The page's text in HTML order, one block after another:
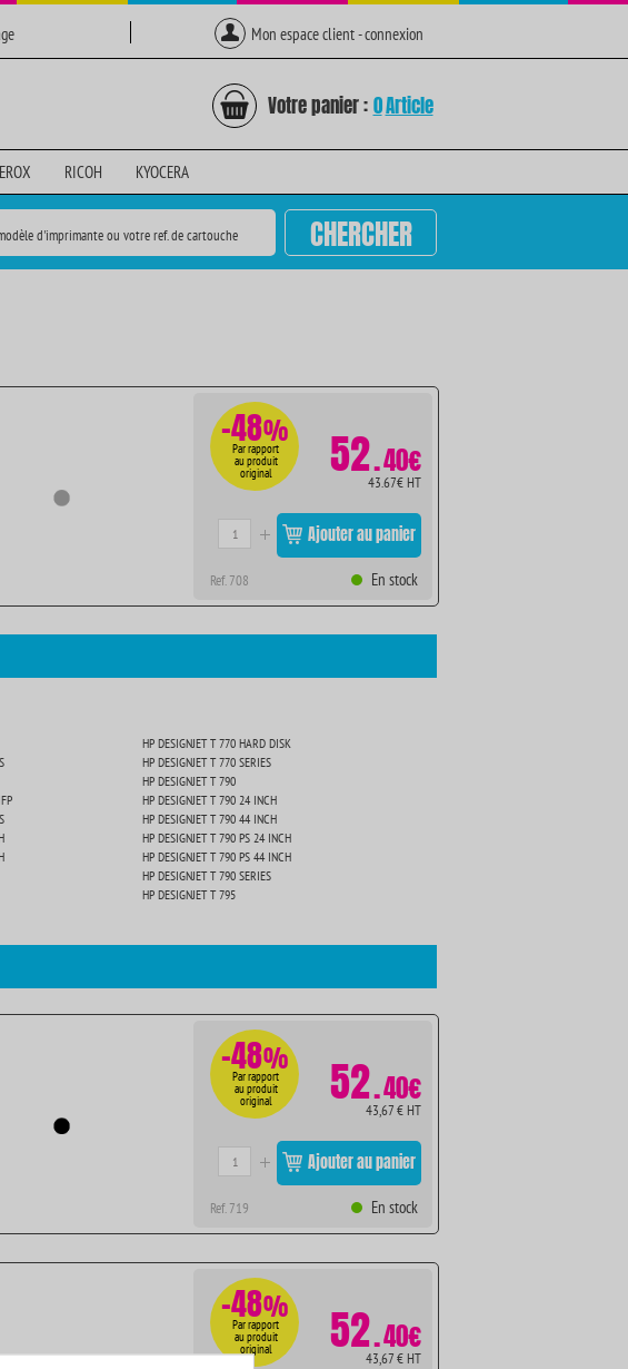
Mon espace client - connexion
Votre panier : 0Article
RICOH KYOCERA
d'imprimante ou votre ref. de cartouche CHERCHER
-48%
Par rapport
au produit
original 52.40€
43.67€ HT
Ajouter au panier
Ref. 708 En stock
HP DESIGNJET T 770 HARD DISK
HP DESIGNJET T 770 SERIES
HP DESIGNJET T 790
HP DESIGNJET T 790 24 INCH
HP DESIGNJET T 790 44 INCH
HP DESIGNJET T 790 PS 24 INCH
HP DESIGNJET T 790 PS 44 INCH
HP DESIGNJET T 790 SERIES
HP DESIGNJET T 795
-48%
Par rapport
au produit
original 52.40€
43,67 € HT
Ajouter au panier
Ref. 719 En stock
-48%
Par rapport
au produit
original 52.40€
43,67 € HT